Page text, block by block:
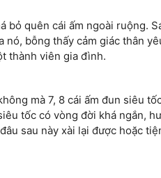
bỏ quên cái ấm ngoài ruộng.
bỗng thấy cảm giác thân
thành viên gia đình.
mà 7, 8 cái ấm đun siêu
tốc có vòng đời khá ngắn,
sau này xài lại được hoặc